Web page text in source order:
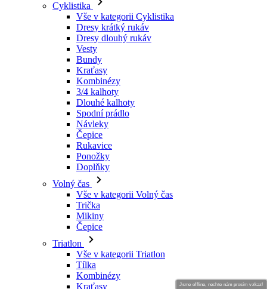
Cyklistika
Vše v kategorii Cyklistika
Dresy krátký rukáv
Dresy dlouhý rukáv
Vesty
Bundy
Kraťasy
Kombinézy
3/4 kalhoty
Dlouhé kalhoty
Spodní prádlo
Návleky
Čepice
Rukavice
Ponožky
Doplňky
Volný čas
Vše v kategorii Volný čas
Trička
Mikiny
Čepice
Triatlon
Vše v kategorii Triatlon
Tílka
Kombinézy
Kraťasy
Jsme offline, nechte nám prosím vzkaz!